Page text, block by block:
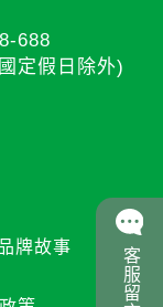
688
定假日除外)
牌故事
客服留言